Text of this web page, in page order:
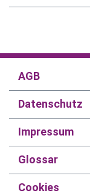
AGB
Datenschutz
Impressum
Glossar
Cookies